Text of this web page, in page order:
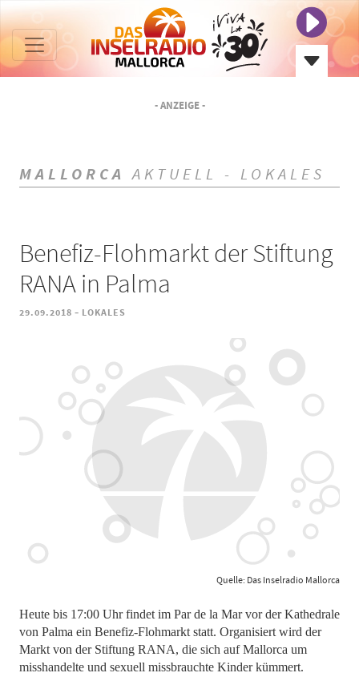
- ANZEIGE -
MALLORCA AKTUELL - LOKALES
Benefiz-Flohmarkt der Stiftung
RANA in Palma
29.09.2018 - LOKALES
Quelle: Das Inselradio Mallorca
Heute bis 17:00 Uhr findet im Par de la Mar vor der Kathedrale
von Palma ein Benefiz-Flohmarkt statt. Organisiert wird der
Markt von der Stiftung RANA, die sich auf Mallorca um
misshandelte und sexuell missbrauchte Kinder kümmert.